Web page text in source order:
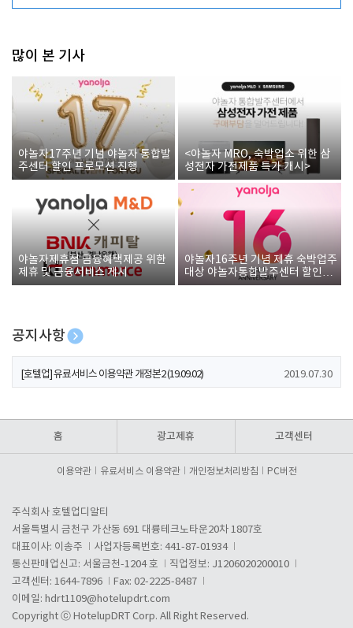
많이 본 기사
야놀자17주년 기념 야놀자 통합발
주센터 할인 프로모션 진행
<야놀자 MRO, 숙박업소 위한 삼
성전자 가전제품 특가 개시>
야놀자제휴점 금융혜택제공 위한
제휴 및 금융서비스 게시
야놀자16주년 기념 제휴 숙박업주
대상 야놀자통합발주센터 할인쿠
폰 증정
공지사항
[호텔업] 개인정보 처리방침 개정본1 (19.09.02)
[호텔업] 유료서비스 이용약관 개정본2 (19.09.02) 2019.07.30
홈 광고제휴 고객센터
이용약관 유료서비스 이용약관 개인정보처리방침 PC버전
주식회사 호텔업디알티
서울특별시 금천구 가산동 691 대륭테크노타운20차 1807호
대표이사: 이송주
사업자등록번호: 441-87-01934
통신판매업신고: 서울금천-1204 호
직업정보: J1206020200010
고객센터: 1644-7896
Fax: 02-2225-8487
이메일: hdrt1109@hotelupdrt.com
Copyright ⓒ HotelupDRT Corp. All Right Reserved.